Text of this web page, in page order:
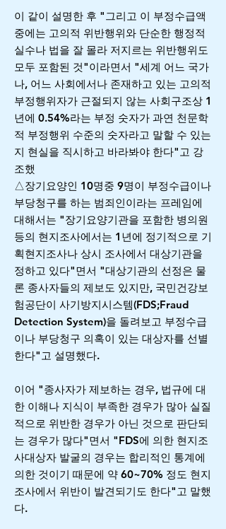
이 같이 설명한 후 "그리고 이 부정수급액
중에는 고의적 위반행위와 단순한 행정적
실수나 법을 잘 몰라 저지르는 위반행위도
모두 포함된 것"이라면서 "세계 어느 국가
나, 어느 사회에서나 존재하고 있는 고의적
부정행위자가 근절되지 않는 사회구조상 1
년에 0.54%라는 부정 숫자가 과연 천문학
적 부정행위 수준의 숫자라고 말할 수 있는
지 현실을 직시하고 바라봐야 한다"고 강
조했
△장기요양인 10명중 9명이 부정수급이나
부당청구를 하는 범죄인이라는 프레임에
대해서는 "장기요양기관을 포함한 병의원
등의 현지조사에서는 1년에 정기적으로 기
획현지조사나 상시 조사에서 대상기관을
정하고 있다"면서 "대상기관의 선정은 물
론 종사자들의 제보도 있지만, 국민건강보
험공단이 사기방지시스템(FDS;Fraud
Detection System)을 돌려보고 부정수급
이나 부당청구 의혹이 있는 대상자를 선별
한다"고 설명했다.
이어 "종사자가 제보하는 경우, 법규에 대
한 이해나 지식이 부족한 경우가 많아 실질
적으로 위반한 경우가 아닌 것으로 판단되
는 경우가 많다"면서 "FDS에 의한 현지조
사대상자 발굴의 경우는 합리적인 통계에
의한 것이기 때문에 약 60~70% 정도 현지
조사에서 위반이 발견되기도 한다"고 말했
다.